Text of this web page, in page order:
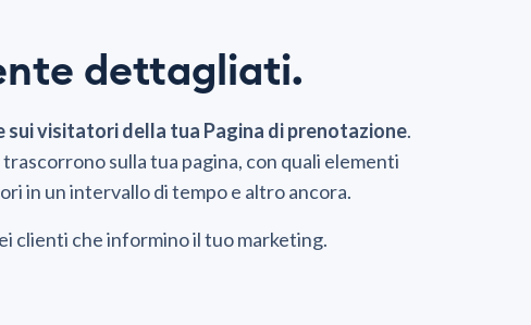
dettagliati.
sui visitatori della tua Pagina di prenotazione.
sulla tua pagina, con quali elementi
in un intervallo di tempo e altro ancora.
clienti che informino il tuo marketing.